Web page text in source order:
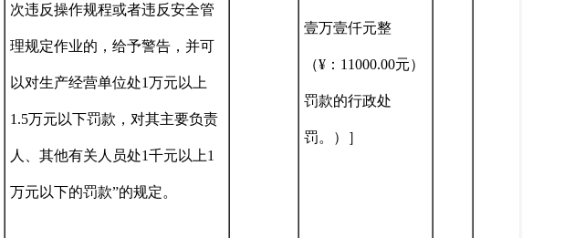
次违反操作规程或者违反安全管
理规定作业的，给予警告，并可
以对生产经营单位处1万元以上
1.5万元以下罚款，对其主要负责
人、其他有关人员处1千元以上1
万元以下的罚款”的规定。
壹万壹仟元整
（¥：11000.00元）
罚款的行政处
罚。）］